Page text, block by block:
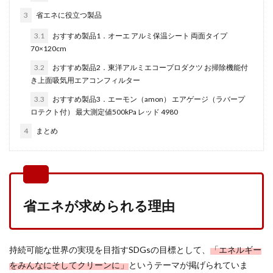
3 省エネに役立つ製品
3.1
おすすめ製品1．オーエ アルミ保温シート 両面タイプ
70×120cm
3.2
おすすめ製品2．東洋アルミエコープロダクツ お掃除機能付
き上面吸気用エアコンフィルター
3.3
おすすめ製品3．エーモン（amon） エアゲージ（ラバープ
ロテクト付） 最大測定値500kPa レッド 4980
4 まとめ
省エネが求められる理由
持続可能な世界の実現を目指すSDGsの目標として、 「エネルギー
をみんなにそしてクリーンに」というテーマが掲げられていま